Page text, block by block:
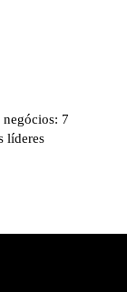
negócios: 7
líderes